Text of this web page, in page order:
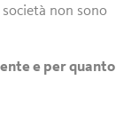
non sono
e per quanto